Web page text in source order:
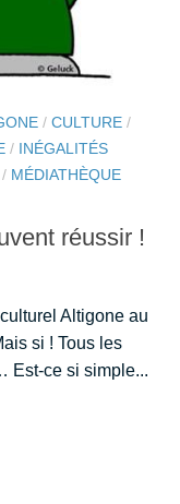
/ CULTURE /
/ INÉGALITÉS
/ MÉDIATHÈQUE
réussir !
Altigone au
si ! Tous les
Est-ce si simple...